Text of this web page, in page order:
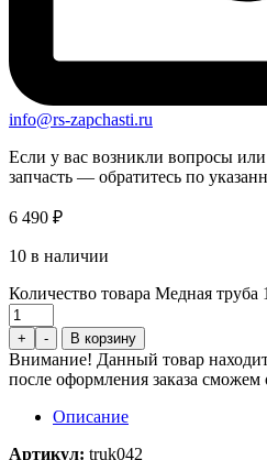
info@rs-zapchasti.ru
Если у вас возникли вопросы или
запчасть — обратитесь по
6 490 ₽
10 в наличии
Количество товара Медная
+ - В корзину
Внимание! Данный товар
после оформления заказа сможем
Описание
Артикул: truk042